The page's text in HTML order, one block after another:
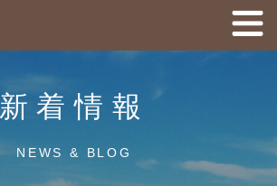
新着情報
NEWS & BLOG